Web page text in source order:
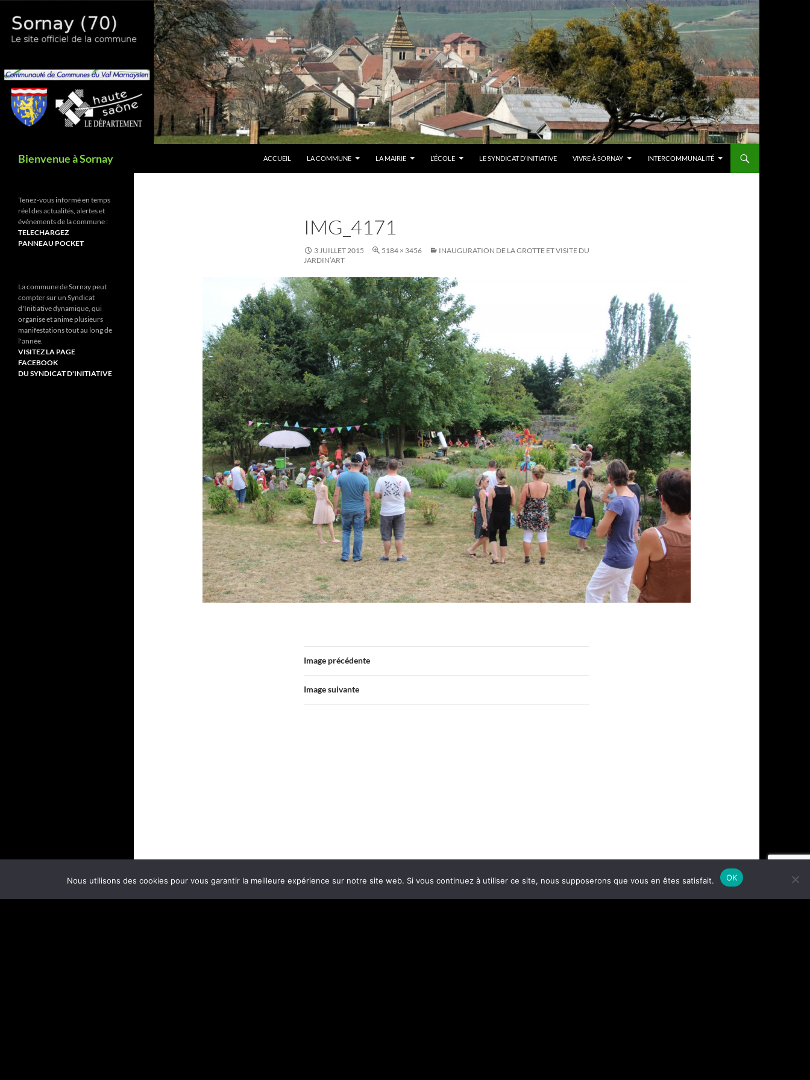
contenu
Bienvenue à Sornay ACCUEIL LA COMMUNE LA MAIRIE L’ÉCOLE LE SYNDICAT D’INITIATIVE VIVRE À SORNAY INTERCOMMUNALITÉ
IMG_4171
3 JUILLET 2015 5184 × 3456
INAUGURATION DE LA GROTTE ET VISITE DU
JARDIN’ART
Image précédente
Image suivante
Tenez-vous informé en temps
réel des actualités, alertes et
événements de la commune :
TELECHARGEZ
PANNEAU POCKET
La commune de Sornay peut
compter sur un Syndicat
d'Initiative dynamique, qui
organise et anime plusieurs
manifestations tout au long de
l'année.
VISITEZ LA PAGE
FACEBOOK
DU SYNDICAT D'INITIATIVE
Nous utilisons des cookies pour vous garantir la meilleure expérience sur notre site web. Si vous continuez à utiliser ce site, nous supposerons que vous en êtes satisfait. OK